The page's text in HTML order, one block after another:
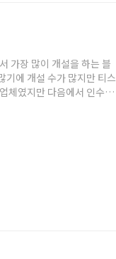
가장 많이 개설을 하는 블
기에 개설 수가 많지만 티스
체였지만 다음에서 인수를
시작의 도움이 되면 좋겠